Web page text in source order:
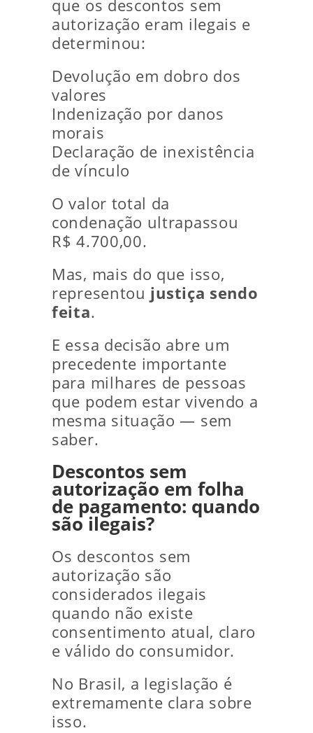
que os descontos sem
autorização eram ilegais e
determinou:
Devolução em dobro dos
valores
Indenização por danos
morais
Declaração de inexistência
de vínculo
O valor total da
condenação ultrapassou
R$ 4.700,00.
Mas, mais do que isso,
representou justiça sendo
feita.
E essa decisão abre um
precedente importante
para milhares de pessoas
que podem estar vivendo a
mesma situação — sem
saber.
Descontos sem
autorização em folha
de pagamento: quando
são ilegais?
Os descontos sem
autorização são
considerados ilegais
quando não existe
consentimento atual, claro
e válido do consumidor.
No Brasil, a legislação é
extremamente clara sobre
isso.